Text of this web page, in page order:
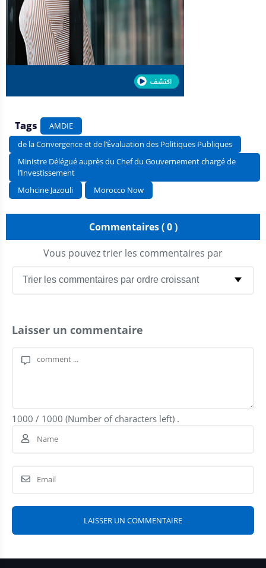
Tags
AMDIE
de la Convergence et de l’Évaluation des Politiques Publiques
Ministre Délégué auprès du Chef du Gouvernement chargé de
l’Investissement
Mohcine Jazouli
Morocco Now
Commentaires ( 0 )
Vous pouvez trier les commentaires par
Laisser un commentaire
1000 / 1000 (Number of characters left) .